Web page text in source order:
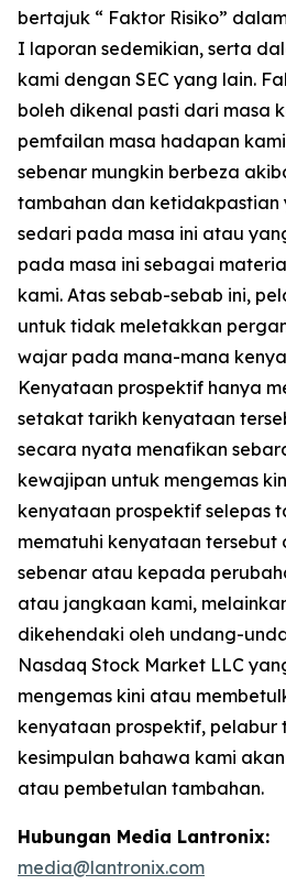
bertajuk “ Faktor Risiko”
I laporan sedemikian, serta
kami dengan SEC yang lain.
boleh dikenal pasti dari masa
pemfailan masa hadapan
sebenar mungkin berbeza
tambahan dan ketidakpastian
sedari pada masa ini atau
pada masa ini sebagai
kami. Atas sebab-sebab ini,
untuk tidak meletakkan
wajar pada mana-mana
Kenyataan prospektif hanya
setakat tarikh kenyataan
secara nyata menafikan
kewajipan untuk mengemas
kenyataan prospektif selepas
mematuhi kenyataan tersebut
sebenar atau kepada
atau jangkaan kami,
dikehendaki oleh undang-
Nasdaq Stock Market LLC
mengemas kini atau
kenyataan prospektif, pelabur
kesimpulan bahawa kami
atau pembetulan tambahan.
Hubungan Media Lantronix:
media@lantronix.com